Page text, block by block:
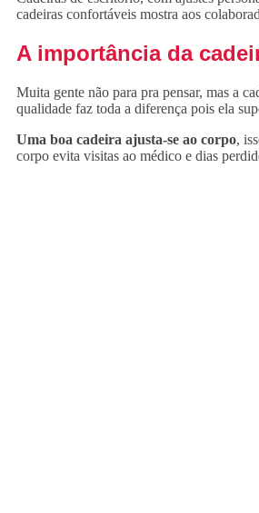
cadeiras confortáveis mostra aos
A importância da
Muita gente não para pra pensar, mas a
qualidade faz toda a diferença pois ela
Uma boa cadeira ajusta-se ao corpo,
corpo evita visitas ao médico e dias